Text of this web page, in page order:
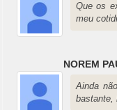
Que os
meu
NOREM
Ainda
bastante,